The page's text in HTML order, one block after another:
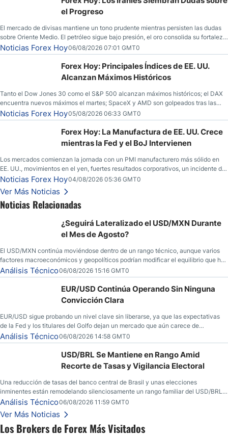
Los Brokers de Forex Más Visitados
el Progreso
El mercado de divisas mantiene un tono prudente mientras persisten las dudas
sobre Oriente Medio. El petróleo sigue bajo presión, el oro consolida su fortaleza
y los operadores esperan nuevas referencias económicas desde Estados
Unidos.
Noticias Forex Hoy06/08/2026 07:01 GMT0
Forex Hoy: Principales Índices de EE. UU.
Alcanzan Máximos Históricos
Tanto el Dow Jones 30 como el S&P 500 alcanzan máximos históricos; el DAX
encuentra nuevos máximos el martes; SpaceX y AMD son golpeados tras las
llamadas de ganancias; el petróleo crudo cae por debajo de los $80 con nuevas
esperanzas; el dólar estadounidense continúa intentando estabilizarse frente al
yen; el peso mexicano ve un repunte a medida que las tasas caen en EE. UU.
Noticias Forex Hoy05/08/2026 06:33 GMT0
Forex Hoy: La Manufactura de EE. UU. Crece
mientras la Fed y el BoJ Intervienen
Los mercados comienzan la jornada con un PMI manufacturero más sólido en
EE. UU., movimientos en el yen, fuertes resultados corporativos, un incidente de
seguridad en Bitcoin y nuevas señales desde el mercado del petróleo.
Noticias Forex Hoy04/08/2026 05:36 GMT0
Ver Más Noticias
Noticias Relacionadas
¿Seguirá Lateralizado el USD/MXN Durante
el Mes de Agosto?
El USD/MXN continúa moviéndose dentro de un rango técnico, aunque varios
factores macroeconómicos y geopolíticos podrían modificar el equilibrio que ha
dominado al mercado en las últimas semanas.
Análisis Técnico06/08/2026 15:16 GMT0
EUR/USD Continúa Operando Sin Ninguna
Convicción Clara
EUR/USD sigue probando un nivel clave sin liberarse, ya que las expectativas
de la Fed y los titulares del Golfo dejan un mercado que aún carece de
convicción real.
Análisis Técnico06/08/2026 14:58 GMT0
USD/BRL Se Mantiene en Rango Amid
Recorte de Tasas y Vigilancia Electoral
Una reducción de tasas del banco central de Brasil y unas elecciones
inminentes están remodelando silenciosamente un rango familiar del USD/BRL.
Una reducción de tasas por parte del banco central de Brasil y unas elecciones
inminentes están remodelando silenciosamente un rango familiar del USD/BRL.
Esto es lo que los traders están observando a continuación.
Análisis Técnico06/08/2026 11:59 GMT0
Ver Más Noticias